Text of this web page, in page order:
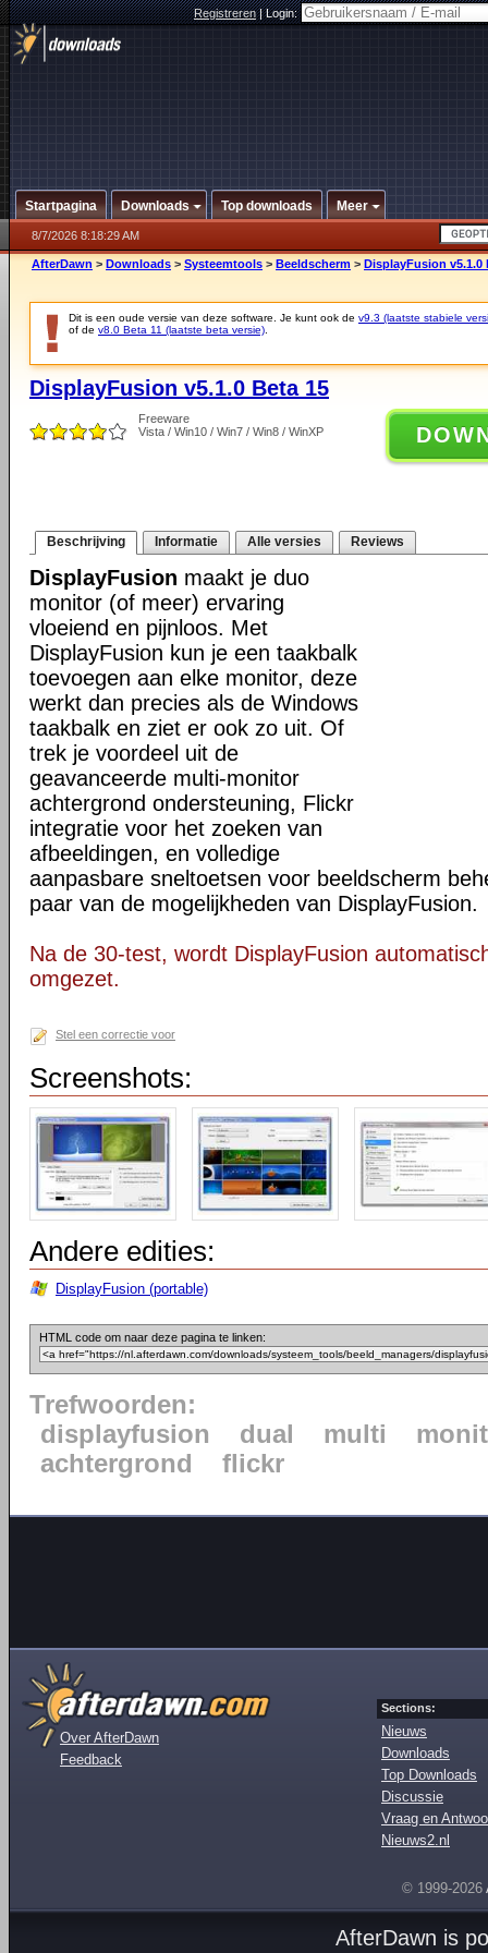
Registreren|Login:
Startpagina Downloads Top downloads Meer
8/7/2026 8:18:29 AM
AfterDawn > Downloads > Systeemtools > Beeldscherm > DisplayFusion v5.1.0
Dit is een oude versie van deze software. Je kunt ook de v9.3 (laatste stabiele
of de v8.0 Beta 11 (laatste beta versie)
DisplayFusion v5.1.0 Beta 15
Freeware
Vista / Win10 / Win7 / Win8 / WinXP
Beschrijving Informatie Alle versies Reviews
DisplayFusion maakt je duo
monitor (of meer) ervaring
vloeiend en pijnloos. Met
DisplayFusion kun je een taakbalk
toevoegen aan elke monitor, deze
werkt dan precies als de Windows
taakbalk en ziet er ook zo uit. Of
trek je voordeel uit de
geavanceerde multi-monitor
achtergrond ondersteuning, Flickr
integratie voor het zoeken van
afbeeldingen, en volledige
aanpasbare sneltoetsen voor beeldscherm
paar van de mogelijkheden van DisplayFusion.
Na de 30-test, wordt DisplayFusion
omgezet.
Stel een correctie voor
Screenshots:
Andere edities:
DisplayFusion (portable)
HTML code om naar deze pagina te linken:
Trefwoorden:
displayfusion
dual multi
achtergrond
flickr
Over AfterDawn
Feedback
Sections:
Nieuws
Downloads
Top Downloads
Discussie
Vraag en
Nieuws2.nl
© 1999-2026
AfterDawn is